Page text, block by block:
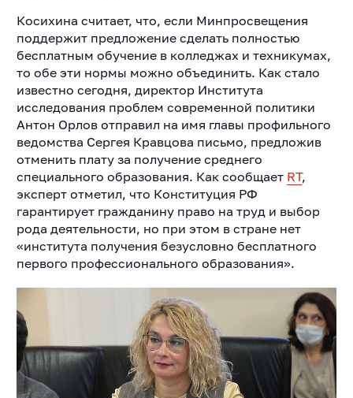
Косихина считает, что, если Минпросвещения
поддержит предложение сделать полностью
бесплатным обучение в колледжах и техникумах,
то обе эти нормы можно объединить. Как стало
известно сегодня, директор Института
исследования проблем современной политики
Антон Орлов отправил на имя главы профильного
ведомства Сергея Кравцова письмо, предложив
отменить плату за получение среднего
специального образования. Как сообщает RT,
эксперт отметил, что Конституция РФ
гарантирует гражданину право на труд и выбор
рода деятельности, но при этом в стране нет
«института получения безусловно бесплатного
первого профессионального образования».